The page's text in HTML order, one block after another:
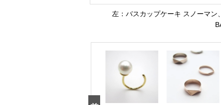
左：バスカップケーキ スノーマ